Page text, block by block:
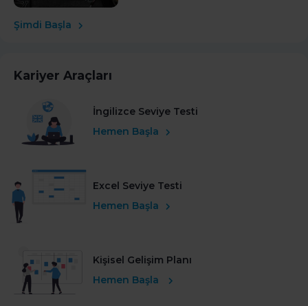
Şimdi Başla
Kariyer Araçları
İngilizce Seviye Testi
Hemen Başla
Excel Seviye Testi
Hemen Başla
Kişisel Gelişim Planı
Hemen Başla